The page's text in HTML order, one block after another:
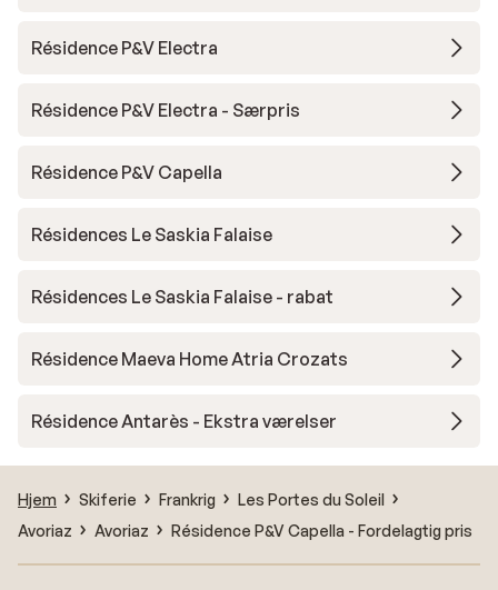
Résidence P&V Electra
Résidence P&V Electra - Særpris
Résidence P&V Capella
Résidences Le Saskia Falaise
Résidences Le Saskia Falaise - rabat
Résidence Maeva Home Atria Crozats
Résidence Antarès - Ekstra værelser
Hjem Skiferie Frankrig
Les Portes du Soleil
Avoriaz
Avoriaz Résidence P&V Capella - Fordelagtig pris